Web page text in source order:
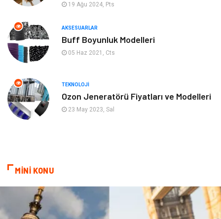
Aksesuarlar
Mobilya
Gayrimenkul
Ev İşleri
Astroloji
19 Ağu 2024, Pts
AKSESUARLAR
Buff Boyunluk Modelleri
05 Haz 2021, Cts
TEKNOLOJI
Ozon Jeneratörü Fiyatları ve Modelleri
23 May 2023, Sal
MİNİ KONU